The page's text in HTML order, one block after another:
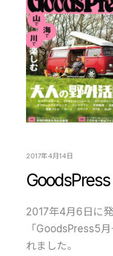
2017年4月14日
2017年4月6日に
「GoodsPress5
れました。